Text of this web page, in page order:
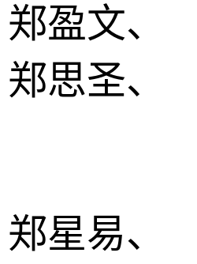
盈文、
思圣、
星易、